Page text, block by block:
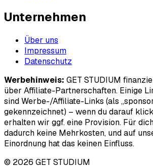
Unternehmen
Über uns
Impressum
Datenschutz
Werbehinweis: GET STUDIUM
über Affiliate-Partnerschaften. Einige
sind Werbe-/Affiliate-Links (als
gekennzeichnet) – wenn du darauf
erhalten wir ggf. eine Provision. Für
dadurch keine Mehrkosten, und auf
Einordnung hat das keinen Einfluss.
© 2026 GET STUDIUM